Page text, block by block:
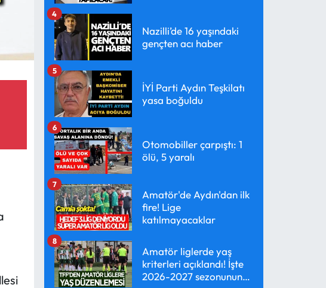
Nazilli’de 16 yaşındaki
gençten acı haber
4
İYİ Parti Aydın Teşkilatı
yasa boğuldu
5
Otomobiller çarpıştı: 1
ölü, 5 yaralı
6
Amatör'de Aydın'dan ilk
fire! Lige
katılmayacaklar
7
Amatör liglerde yaş
kriterleri açıklandı! İşte
2026-2027 sezonunun
8